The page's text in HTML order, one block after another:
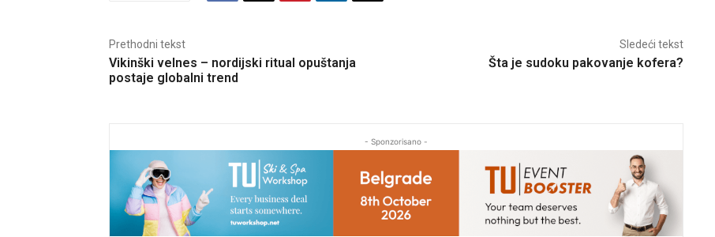
Prethodni tekst
Vikinški velnes – nordijski ritual opuštanja
postaje globalni trend
Sledeći tekst
Šta je sudoku pakovanje kofera?
- Sponzorisano -